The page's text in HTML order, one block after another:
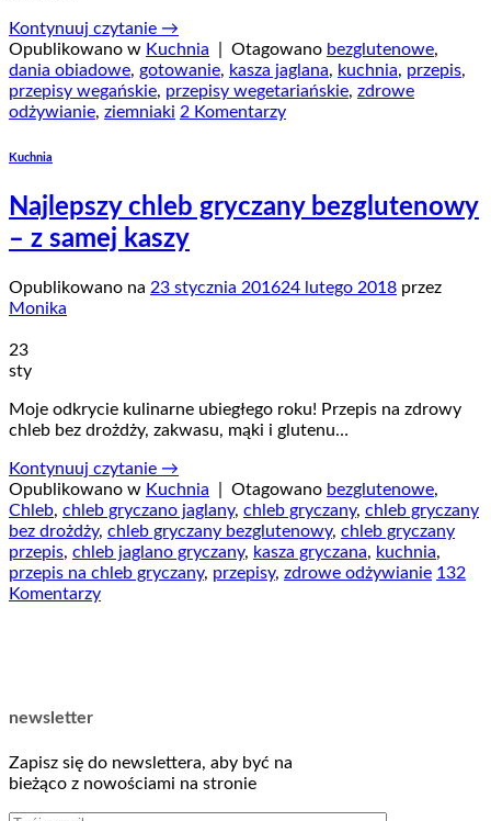
Kontynuuj czytanie →
Opublikowano w Kuchnia Otagowano bezglutenowe,
dania obiadowe, gotowanie, kasza jaglana, kuchnia, przepis,
przepisy wegańskie, przepisy wegetariańskie, zdrowe
odżywianie, ziemniaki 2 Komentarzy
Kuchnia
Najlepszy chleb gryczany bezglutenowy
– z samej kaszy
Opublikowano na 23 stycznia 201624 lutego 2018 przez
Monika
23
sty
Moje odkrycie kulinarne ubiegłego roku! Przepis na zdrowy
chleb bez drożdży, zakwasu, mąki i glutenu…
Kontynuuj czytanie →
Opublikowano w Kuchnia Otagowano bezglutenowe,
Chleb, chleb gryczano jaglany, chleb gryczany, chleb gryczany
bez drożdży, chleb gryczany bezglutenowy, chleb gryczany
przepis, chleb jaglano gryczany, kasza gryczana, kuchnia,
przepis na chleb gryczany, przepisy, zdrowe odżywianie 132
Komentarzy
newsletter
Zapisz się do newslettera, aby być na
bieżąco z nowościami na stronie